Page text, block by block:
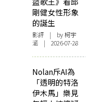
剛健女性形象
的誕生
影評 | by 柯宇
涵 | 2026-07-28
Nolan斥AI為
「透明的特洛
伊木馬」樂見